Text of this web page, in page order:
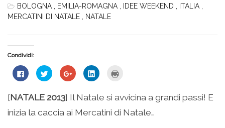
BOLOGNA
EMILIA-ROMAGNA IDEE WEEKEND ITALIA
MERCATINI DI NATALE
NATALE
Condividi:
Fai
clic
su
Facebook
(Si
apre
Fai
clic
condividere
su
Twitter
(Si
Fai
clic
condividere
su
Google+
(Si
Fai
clic
condividere
su
LinkedIn
(Si
stampare
(Si
apre
in
[NATALE 2013] Il Natale si avvicina a grandi passi! E
inizia la caccia ai Mercatini di Natale…